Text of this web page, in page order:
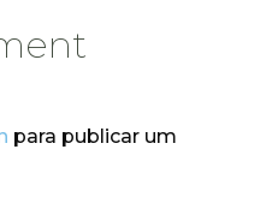
para publicar um